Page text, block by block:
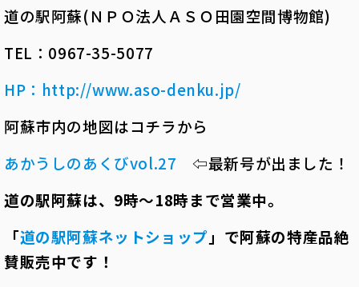
道の駅阿蘇(ＮＰＯ法人ＡＳＯ田園空間博物館)
TEL：0967-35-5077
HP ： http://www.aso-denku.jp/
阿蘇市内の地図はコチラから
あかうしのあくびvol.27 ⇦最新号が出ました！
道の駅阿蘇は、 9時～18時まで営業中。
「道の駅阿蘇ネットショップ」で阿蘇の特産品絶
賛販売中です！